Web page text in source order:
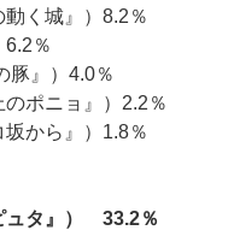
く城』）8.2％
％
』）4.0％
ポニョ』）2.2％
から』）1.8％
ュタ』） 33.2％